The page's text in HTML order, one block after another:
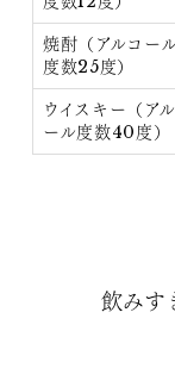
焼酎（アルコール
度数25度）
ウイスキー（ア
ール度数40度）
飲みす